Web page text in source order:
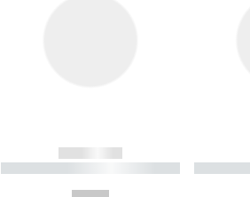
------------
----------- ----------- ----------